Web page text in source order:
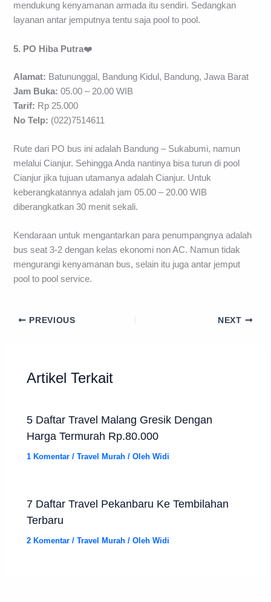
mendukung kenyamanan armada itu sendiri. Sedangkan
layanan antar jemputnya tentu saja pool to pool.
5. PO Hiba Putra❤️
Alamat: Batununggal, Bandung Kidul, Bandung, Jawa Barat
Jam Buka: 05.00 – 20.00 WIB
Tarif: Rp 25.000
No Telp: (022)7514611
Rute dari PO bus ini adalah Bandung – Sukabumi, namun
melalui Cianjur. Sehingga Anda nantinya bisa turun di pool
Cianjur jika tujuan utamanya adalah Cianjur. Untuk
keberangkatannya adalah jam 05.00 – 20.00 WIB
diberangkatkan 30 menit sekali.
Kendaraan untuk mengantarkan para penumpangnya adalah
bus seat 3-2 dengan kelas ekonomi non AC. Namun tidak
mengurangi kenyamanan bus, selain itu juga antar jemput
pool to pool service.
PREVIOUS NEXT
Artikel Terkait
5 Daftar Travel Malang Gresik Dengan
Harga Termurah Rp.80.000
1 Komentar /Travel Murah / OlehWidi
7 Daftar Travel Pekanbaru Ke Tembilahan
Terbaru
2 Komentar /Travel Murah / OlehWidi